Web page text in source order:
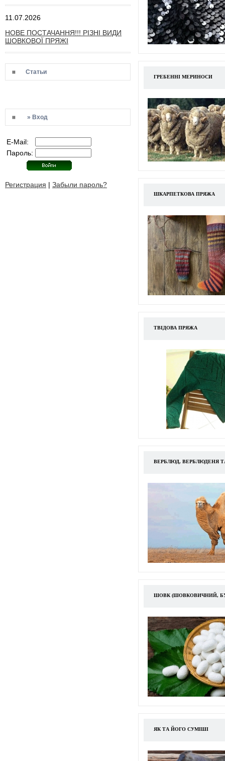
11.07.2026
НОВЕ ПОСТАЧАННЯ!!! РІЗНІ ВИДИ
ШОВКОВОЇ ПРЯЖІ
Статьи
» Вход
E-Mail:
Пароль:
Регистрация | Забыли пароль?
ГРЕБЕННІ МЕРИНОСИ
ШКАРПЕТКОВА ПРЯЖА
ТВІДОВА ПРЯЖА
ВЕРБЛЮД, ВЕРБЛЮДЕНЯ
ШОВК (ШОВКОВИЧНИЙ,
ЯК ТА ЙОГО СУМІШІ